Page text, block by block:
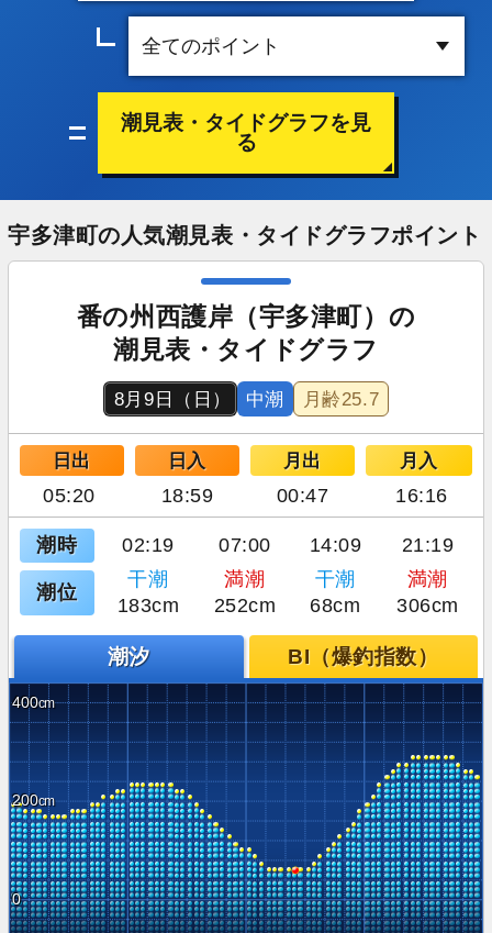
潮見表・タイドグラフを見
る
宇多津町の人気潮見表・タイドグラフポイント
番の州西護岸（宇多津町）の
潮見表・タイドグラフ
8月9日（日） 中潮 月齢25.7
日出 日入 月出 月入
05:20 18:59 00:47 16:16
潮時 02:19 07:00 14:09 21:19
潮位
干潮 満潮 干潮
満潮
183cm
252cm 68cm 306cm
潮汐 BI（爆釣指数）
400
200
0